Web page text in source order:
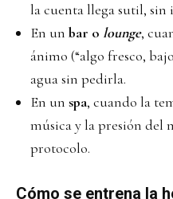
la cuenta llega sutil,
En un bar o lounge,
ánimo (“algo fresco,
agua sin pedirla.
En un spa, cuando la
música y la presión del
protocolo.
Cómo se entrena la